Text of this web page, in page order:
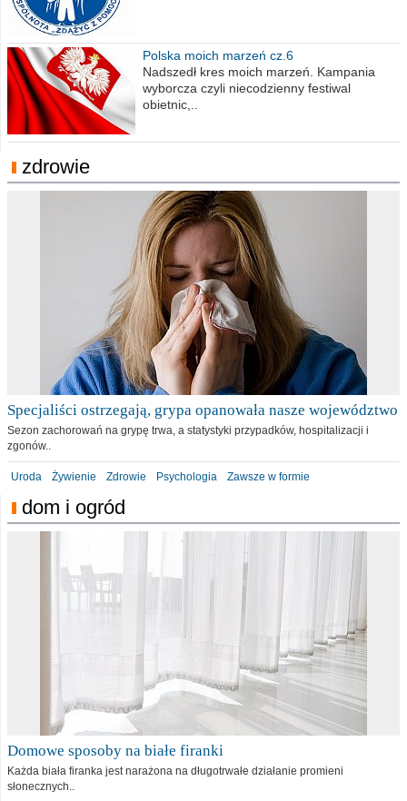
Polska moich marzeń cz.6
Nadszedł kres moich marzeń. Kampania
wyborcza czyli niecodzienny festiwal
obietnic,..
zdrowie
Specjaliści ostrzegają, grypa opanowała nasze województwo
Sezon zachorowań na grypę trwa, a statystyki przypadków, hospitalizacji i
zgonów..
Uroda Żywienie Zdrowie Psychologia Zawsze w formie
dom i ogród
Domowe sposoby na białe firanki
Każda biała firanka jest narażona na długotrwałe działanie promieni
słonecznych..